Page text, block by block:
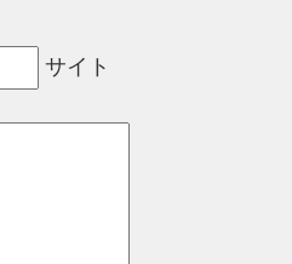
サイト